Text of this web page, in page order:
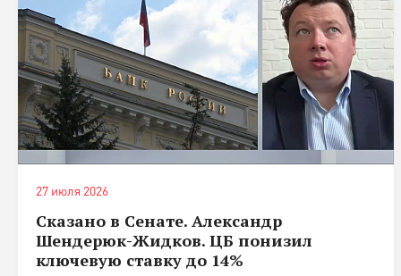
27 июля 2026
Сказано в Сенате. Александр
Шендерюк-Жидков. ЦБ понизил
ключевую ставку до 14%